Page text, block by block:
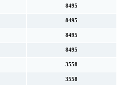
8495
8495
8495
8495
3558
3558